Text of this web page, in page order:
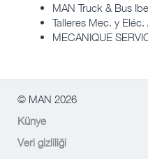
MAN Truck & Bus
Talleres Mec. y
MECANIQUE
© MAN 2026
Künye
Veri gizliliği